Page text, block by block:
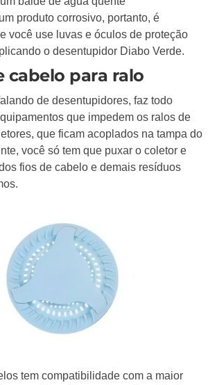
produto corrosivo, portanto, é
você use luvas e óculos de proteção
o desentupidor Diabo Verde.
cabelo para ralo
de desentupidores, faz todo
que impedem os ralos de
que ficam acoplados na tampa do
você só tem que puxar o coletor e
fios de cabelo e demais resíduos
tem compatibilidade com a maior